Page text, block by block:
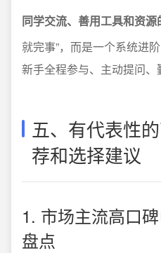
同学交流、善用工具和资源
就完事”，而是一个系统进
新手全程参与、主动提问、
五、有代表性
荐和选择建议
1. 市场主流高口
盘点